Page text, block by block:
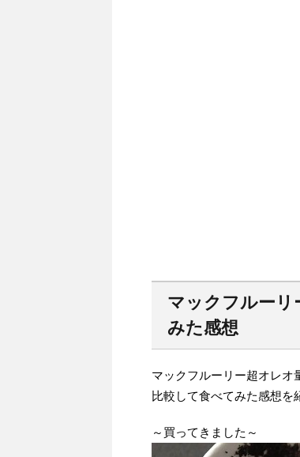
マックフルーリ
みた感想
マックフルーリー超オレオ
比較して食べてみた感想を
～買ってきました～